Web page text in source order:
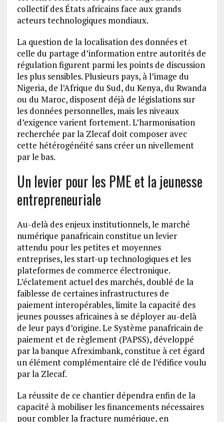
collectif des États africains face aux grands
acteurs technologiques mondiaux.
La question de la localisation des données et
celle du partage d’information entre autorités de
régulation figurent parmi les points de discussion
les plus sensibles. Plusieurs pays, à l’image du
Nigeria, de l’Afrique du Sud, du Kenya, du Rwanda
ou du Maroc, disposent déjà de législations sur
les données personnelles, mais les niveaux
d’exigence varient fortement. L’harmonisation
recherchée par la Zlecaf doit composer avec
cette hétérogénéité sans créer un nivellement
par le bas.
Un levier pour les PME et la jeunesse
entrepreneuriale
Au-delà des enjeux institutionnels, le marché
numérique panafricain constitue un levier
attendu pour les petites et moyennes
entreprises, les start-up technologiques et les
plateformes de commerce électronique.
L’éclatement actuel des marchés, doublé de la
faiblesse de certaines infrastructures de
paiement interopérables, limite la capacité des
jeunes pousses africaines à se déployer au-delà
de leur pays d’origine. Le Système panafricain de
paiement et de règlement (PAPSS), développé
par la banque Afreximbank, constitue à cet égard
un élément complémentaire clé de l’édifice voulu
par la Zlecaf.
La réussite de ce chantier dépendra enfin de la
capacité à mobiliser les financements nécessaires
pour combler la fracture numérique, en